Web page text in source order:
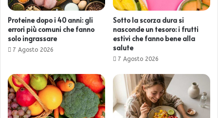
Proteine dopo i 40 anni: gli
errori più comuni che fanno
solo ingrassare
7 Agosto 2026
Sotto la scorza dura si
nasconde un tesoro: i frutti
estivi che fanno bene alla
salute
7 Agosto 2026